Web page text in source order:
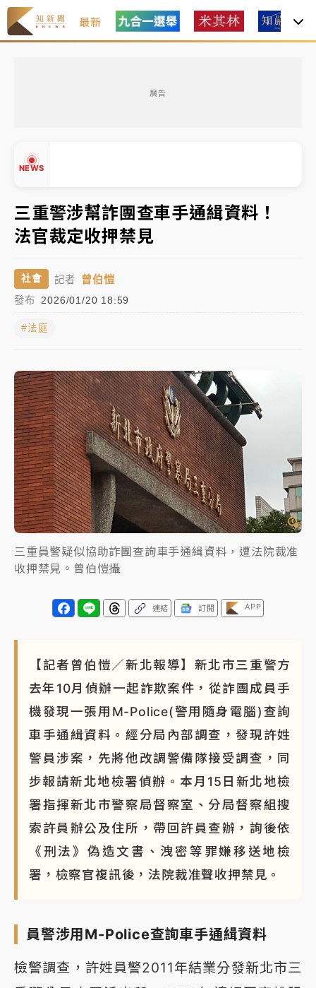
最新
廣告
NEWS
中信慈善基金會想增加董事人數！辜仲諒向法院聲請遭
駁 理由曝光
故宮《龍藏經》特展第2檔！今線上預約開賣一度塞車
周六起展出延長至晚上7時
台東農業處長涉圖利渡假村！東檢抗告成功 今重開羈
父親節泡湯了！中颱白海豚雨彈轟3天 「紅到發紫」降
雨熱區曝
暑假過三周才推「E宿新北打卡趣」！抽獎程序複雜 觀
旅局回應了
中信慈善基金會想增加董事人數！辜仲諒向法院聲請遭
駁 理由曝光
故宮《龍藏經》特展第2檔！今線上預約開賣一度塞車
周六起展出延長至晚上7時
台東農業處長涉圖利渡假村！東檢抗告成功 今重開羈
押庭
父親節泡湯了！中颱白海豚雨彈轟3天 「紅到發紫」降
三重警涉幫詐團查車手通緝資料！
法官裁定收押禁見
社會 記者 曾伯愷
發布 2026/01/20 18:59
#法庭
三重員警疑似協助詐團查詢車手通緝資料，遭法院裁准
收押禁見。曾伯愷攝
連結 訂閱 APP
【記者曾伯愷／新北報導】新北市三重警方
去年10月偵辦一起詐欺案件，從詐團成員手
機發現一張用M-Police(警用隨身電腦)查詢
車手通緝資料。經分局內部調查，發現許姓
警員涉案，先將他改調警備隊接受調查，同
步報請新北地檢署偵辦。本月15日新北地檢
署指揮新北市警察局督察室、分局督察組搜
索許員辦公及住所，帶回許員查辦，詢後依
《刑法》偽造文書、洩密等罪嫌移送地檢
署，檢察官複訊後，法院裁准聲收押禁見。
員警涉用M-Police查詢車手通緝資料
檢警調查，許姓員警2011年結業分發新北市三